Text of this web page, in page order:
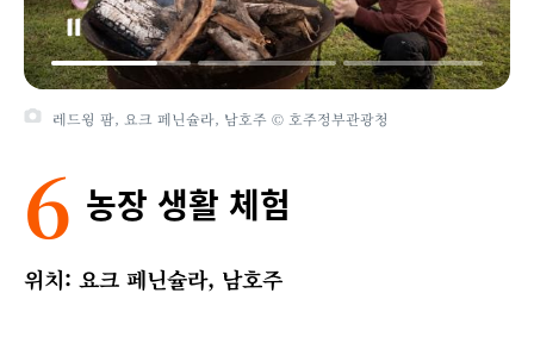
레드윙 팜, 요크 페닌슐라, 남호주 © 호주정부관광청
6 농장 생활 체험
위치: 요크 페닌슐라, 남호주